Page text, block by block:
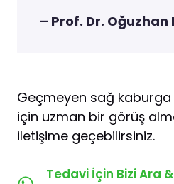
– Prof. Dr.
Geçmeyen sağ kaburga
için uzman bir görüş
iletişime geçebilirsiniz.
Tedavi İçin Bizi Ara